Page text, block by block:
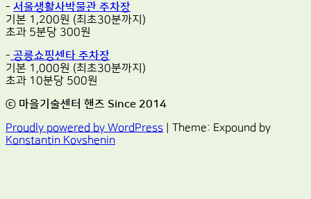
- 서울생활사박물관 주차장
기본 1,200원 (최초30분까지)
초과 5분당 300원
- 공릉쇼핑센타 주차장
기본 1,000원 (최초30분까지)
초과 10분당 500원
ⓒ 마을기술센터 핸즈 Since 2014
Proudly powered by WordPress
Theme: Expound by
Konstantin Kovshenin